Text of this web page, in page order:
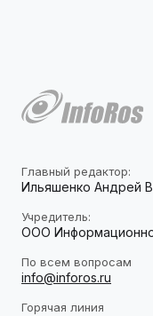
Главный редактор:
Ильяшенко Андрей
Учредитель:
ООО
По всем вопросам
info@inforos.ru
Горячая линия